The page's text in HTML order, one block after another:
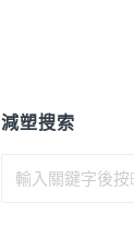
減塑搜索